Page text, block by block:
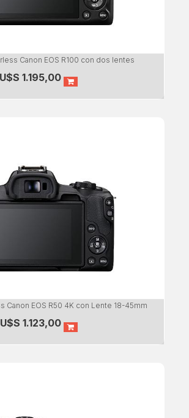
Canon EOS R100 con dos lentes
U$S1.195,00
Canon EOS R50 4K con Lente 18-45mm
U$S 1.123,00